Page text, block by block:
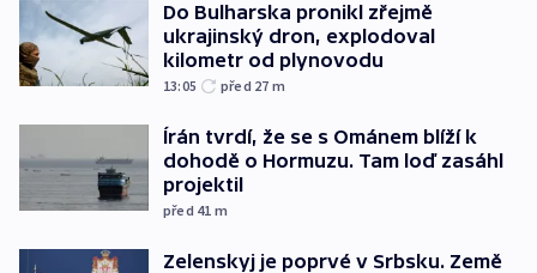
Do Bulharska pronikl zřejmě
ukrajinský dron, explodoval
kilometr od plynovodu
13:05 před 27 m
Írán tvrdí, že se s Ománem blíží k
dohodě o Hormuzu. Tam loď zasáhl
projektil
před 41 m
Zelenskyj je poprvé v Srbsku. Země